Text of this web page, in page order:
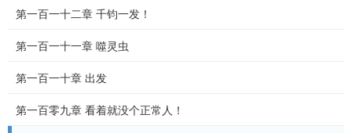
第一百一十二章 千钧一发！
第一百一十一章 噬灵虫
第一百一十章 出发
第一百零九章 看着就没个正常人！